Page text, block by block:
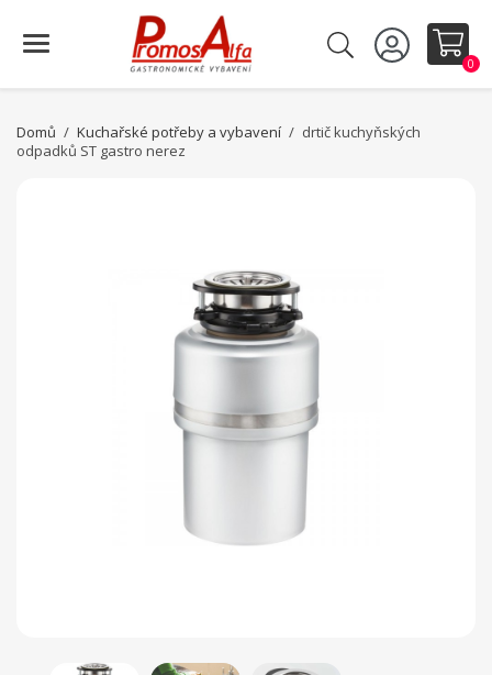
0
Domů Kuchařské potřeby a vybavení
drtič kuchyňských
odpadků ST gastro nerez